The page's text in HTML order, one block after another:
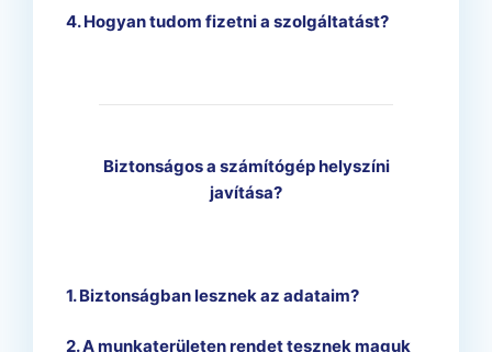
4. Hogyan tudom fizetni a szolgáltatást?
Biztonságos a számítógép helyszíni
javítása?
1. Biztonságban lesznek az adataim?
2. A munkaterületen rendet tesznek maguk